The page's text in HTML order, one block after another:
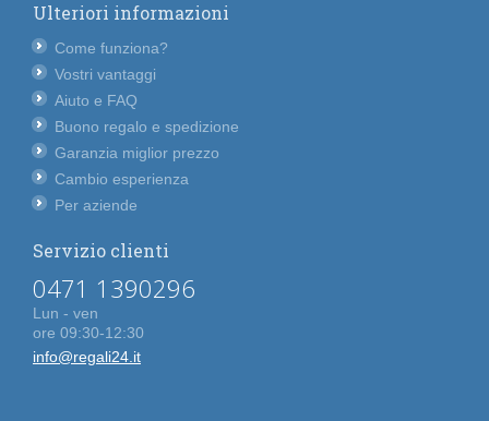
Ulteriori informazioni
Come funziona?
Vostri vantaggi
Aiuto e FAQ
Buono regalo e spedizione
Garanzia miglior prezzo
Cambio esperienza
Per aziende
Servizio clienti
0471 1390296
Lun - ven
ore 09:30-12:30
info@regali24.it